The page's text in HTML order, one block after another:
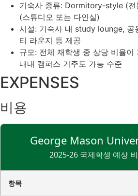
기숙사 종류: Dormitory-style (
(스튜디오 또는 다인실)
시설: 기숙사 내 study lounge, 공
티 라운지 등 제공
규모: 전체 재학생 중 상당 비율
내내 캠퍼스 거주도 가능 수준
EXPENSES
비용
George Mason
2025-26 국제학생 예상
항목